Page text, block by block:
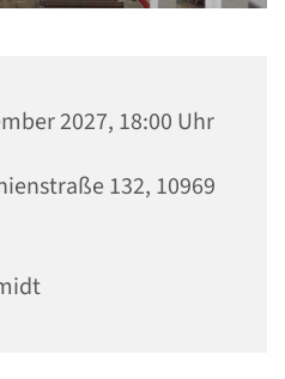
2027, 18:00 Uhr
132, 10969